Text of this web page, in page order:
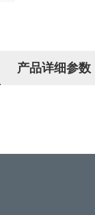
产品详细参数